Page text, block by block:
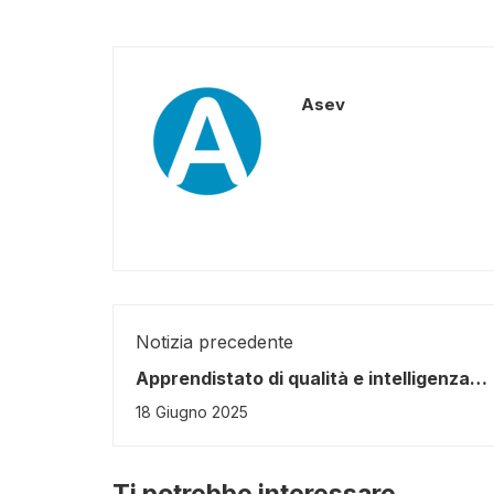
Asev
Notizia precedente
Apprendistato di qualità e intelligenza
artificiale: a Siena il lancio del progetto
coordinato da ASEV
18 Giugno 2025